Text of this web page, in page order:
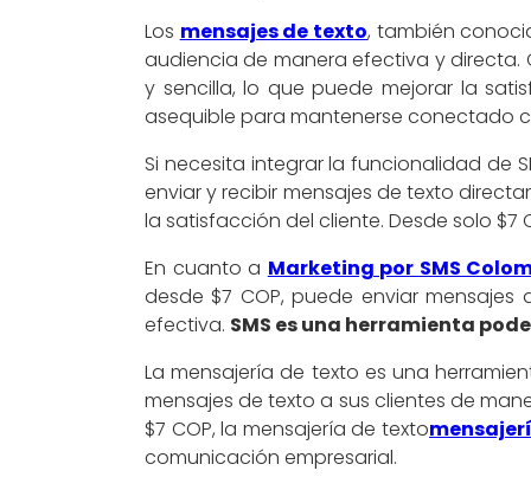
Los mensajes de texto, también
audiencia de manera efectiva y directa.
y sencilla, lo que puede mejorar la
asequible para mantenerse conectado
Si necesita integrar la funcionalidad de
enviar y recibir mensajes de texto
la satisfacción del cliente. Desde solo $7
En cuanto a Marketing por SMS
desde $7 COP, puede enviar
efectiva. SMS es una herramienta
La mensajería de texto es una
mensajes de texto a sus clientes de
$7 COP, la mensajería de texto
comunicación empresarial.